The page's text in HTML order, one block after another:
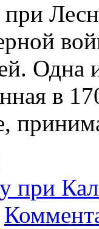
при
в
при